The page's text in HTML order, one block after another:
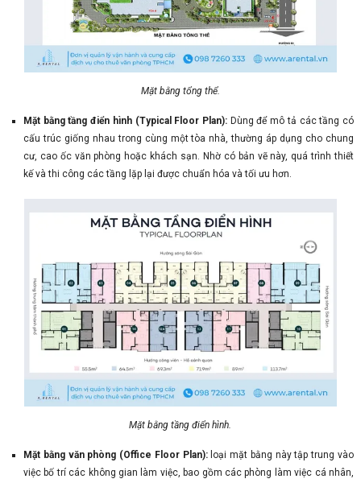
Mặt bằng tổng thể.
Mặt bằng tầng điển hình (Typical Floor Plan): Dùng để mô tả các tầng có
cấu trúc giống nhau trong cùng một tòa nhà, thường áp dụng cho chung
cư, cao ốc văn phòng hoặc khách sạn. Nhờ có bản vẽ này, quá trình thiết
kế và thi công các tầng lặp lại được chuẩn hóa và tối ưu hơn.
Mặt bằng tầng điển hình.
Mặt bằng văn phòng (Office Floor Plan):loại mặt bằng này tập trung vào
việc bố trí các không gian làm việc, bao gồm các phòng làm việc cá nhân,